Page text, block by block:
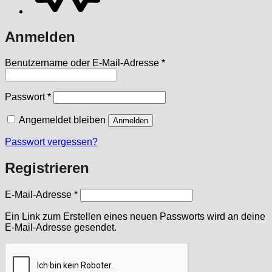
Anmelden
Benutzername oder E-Mail-Adresse *Erforderlich
Passwort*Erforderlich
Angemeldet bleiben Anmelden
Passwort vergessen?
Registrieren
E-Mail-Adresse *Erforderlich
Ein Link zum Erstellen eines neuen Passworts wird an deine
E-Mail-Adresse gesendet.